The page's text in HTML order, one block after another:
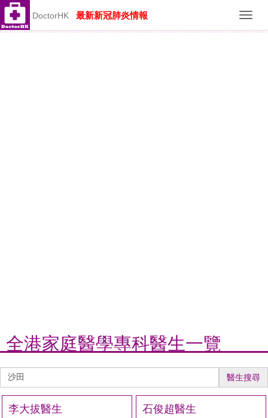
DoctorHK 最新新冠肺炎情報
全港家庭醫學專科醫生一覽
生
醫生搜尋
李大拔醫生 石俊超醫生